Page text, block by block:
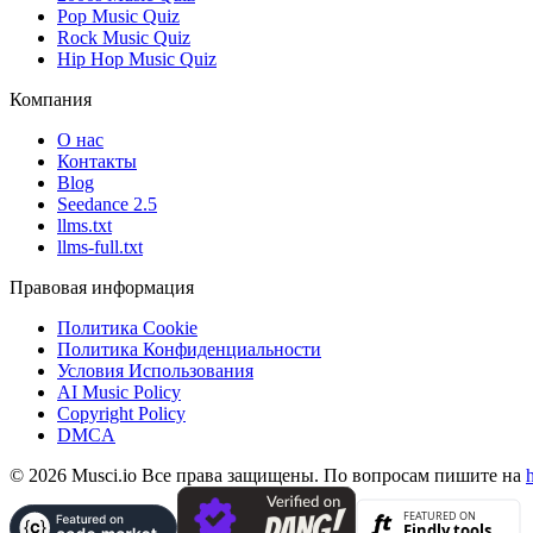
Pop Music Quiz
Rock Music Quiz
Hip Hop Music Quiz
Компания
О нас
Контакты
Blog
Seedance 2.5
llms.txt
llms-full.txt
Правовая информация
Политика Cookie
Политика Конфиденциальности
Условия Использования
AI Music Policy
Copyright Policy
DMCA
© 2026 Musci.io Все права защищены. По вопросам пишите на